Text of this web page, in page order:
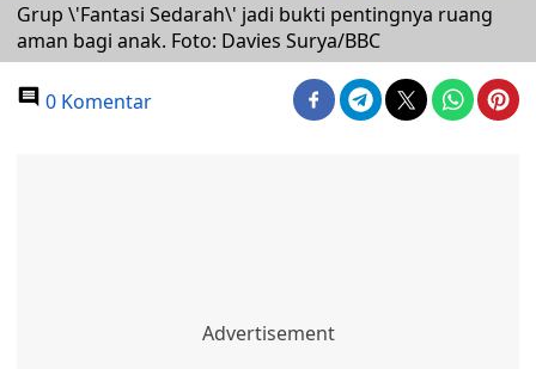
Grup \'Fantasi Sedarah\' jadi bukti pentingnya ruang
aman bagi anak. Foto: Davies Surya/BBC
0 Komentar